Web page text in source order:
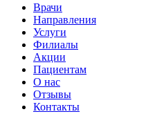
Врачи
Направления
Услуги
Филиалы
Акции
Пациентам
О нас
Отзывы
Контакты